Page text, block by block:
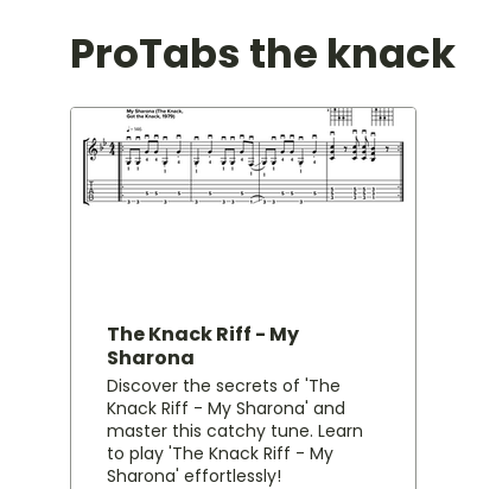
ProTabs the knack
The Knack Riff - My
Sharona
Discover the secrets of 'The
Knack Riff - My Sharona' and
master this catchy tune. Learn
to play 'The Knack Riff - My
Sharona' effortlessly!